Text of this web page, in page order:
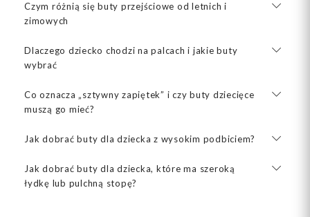
Czym różnią się buty przejściowe od letnich i
zimowych
Dlaczego dziecko chodzi na palcach i jakie buty
wybrać
Co oznacza „sztywny zapiętek” i czy buty dziecięce
muszą go mieć?
Jak dobrać buty dla dziecka z wysokim podbiciem?
Jak dobrać buty dla dziecka, które ma szeroką
łydkę lub pulchną stopę?